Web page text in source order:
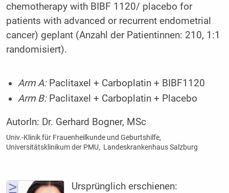
chemotherapy with BIBF 1120/ placebo for
patients with advanced or recurrent endometrial
cancer) geplant (Anzahl der Patientinnen: 210, 1:1
randomisiert).
Arm A: Paclitaxel + Carboplatin + BIBF1120
Arm B: Paclitaxel + Carboplatin + Placebo
AutorIn: Dr. Gerhard Bogner, MSc
Univ.-Klinik für Frauenheilkunde und Geburtshilfe,
Universitätsklinikum der PMU, Landeskrankenhaus Salzburg
Ursprünglich erschienen: